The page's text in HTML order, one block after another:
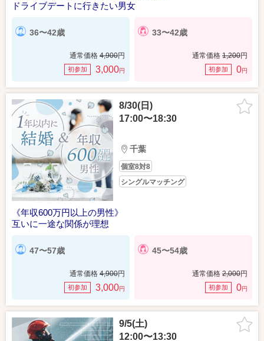
ドライブデートに行きたい男女
36〜42歳
通常価格 4,900円
初参加 3,000円
33〜42歳
通常価格 1,200円
初参加 0円
8/30(日)
17:00〜18:30
千葉
個室8対8
シングルマッチング
《年収600万円以上の男性》
互いに一途な関係が理想
47〜57歳
通常価格 4,900円
初参加 3,000円
45〜54歳
通常価格 2,000円
初参加 0円
9/5(土)
12:00〜13:30